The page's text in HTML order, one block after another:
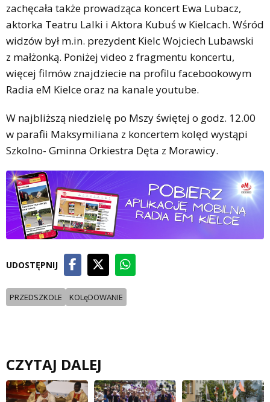
zachęcała także prowadząca koncert Ewa Lubacz,
aktorka Teatru Lalki i Aktora Kubuś w Kielcach. Wśród
widzów był m.in. prezydent Kielc Wojciech Lubawski
z małżonką. Poniżej video z fragmentu koncertu,
więcej filmów znajdziecie na profilu facebookowym
Radia eM Kielce oraz na kanale youtube.
W najbliższą niedzielę po Mszy świętej o godz. 12.00
w parafii Maksymiliana z koncertem kolęd wystąpi
Szkolno- Gminna Orkiestra Dęta z Morawicy.
UDOSTĘPNIJ
PRZEDSZKOLE KOLęDOWANIE
CZYTAJ DALEJ